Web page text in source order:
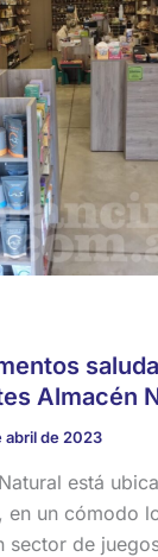
Almacén
abril de 2023
está
en un cómodo
sector de